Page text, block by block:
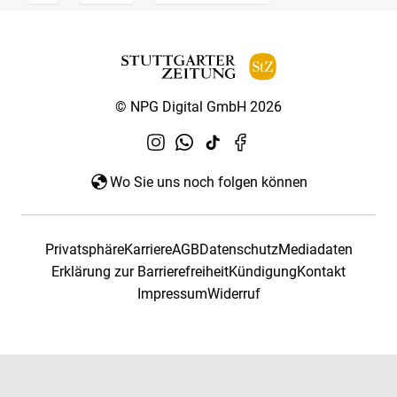
© NPG Digital GmbH 2026
Wo Sie uns noch folgen können
PrivatsphäreKarriereAGBDatenschutzMediadaten
Erklärung zur BarrierefreiheitKündigungKontakt
ImpressumWiderruf